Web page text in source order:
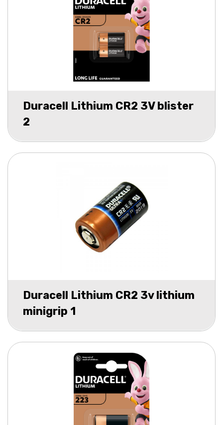
Duracell Lithium CR2 3V blister
2
Duracell Lithium CR2 3v lithium
minigrip 1